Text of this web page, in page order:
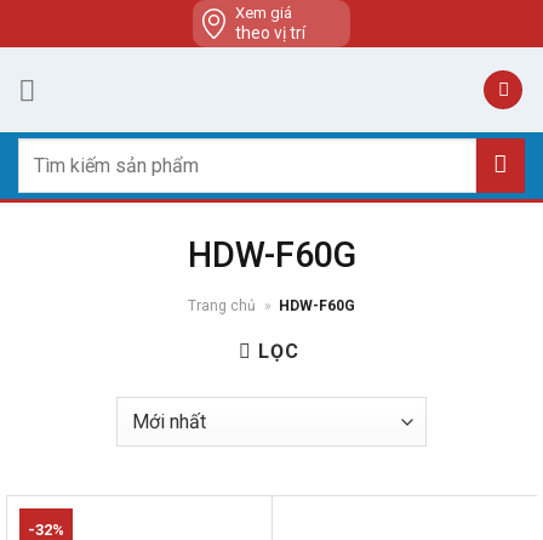
to
content
Xem giá
theo vị trí
kiếm:
HDW-F60G
Trang chủ » HDW-F60G
LỌC
-32%